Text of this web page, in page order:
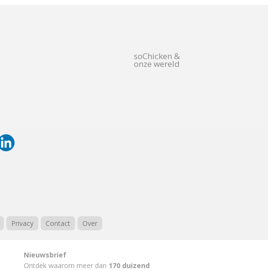
soChicken &
onze wereld
Privacy Contact Over
Nieuwsbrief
Ontdek waarom meer dan 170 duizend